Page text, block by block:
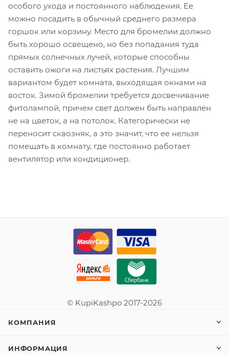
особого ухода и постоянного наблюдения. Ее
можно посадить в обычный среднего размера
горшок или корзину. Место для бромелии должно
быть хорошо освещено, но без попадания туда
прямых солнечных лучей, которые способны
оставить ожоги на листьях растения. Лучшим
вариантом будет комната, выходящая окнами на
восток. Зимой бромелии требуется досвечивание
фитолампой, причем свет должен быть направлен
не на цветок, а на потолок. Категорически не
переносит сквозняк, а это значит, что ее нельзя
помещать в комнату, где постоянно работает
вентилятор или кондиционер.
© KupiKashpo 2017-2026
КОМПАНИЯ
ИНФОРМАЦИЯ